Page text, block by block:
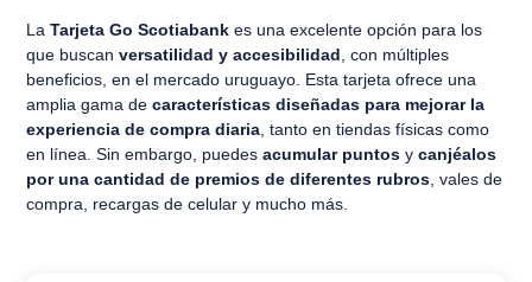
LaTarjeta Go Scotiabank es una excelente opción para los
que buscanversatilidad y accesibilidad, con múltiples
beneficios, en el mercado uruguayo. Esta tarjeta ofrece una
amplia gama decaracterísticas diseñadas para mejorar la
experiencia de compra diaria, tanto en tiendas físicas como
en línea. Sin embargo, puedesacumular puntos ycanjéalos
por una cantidad de premios de diferentes rubros, vales de
compra, recargas de celular y mucho más.